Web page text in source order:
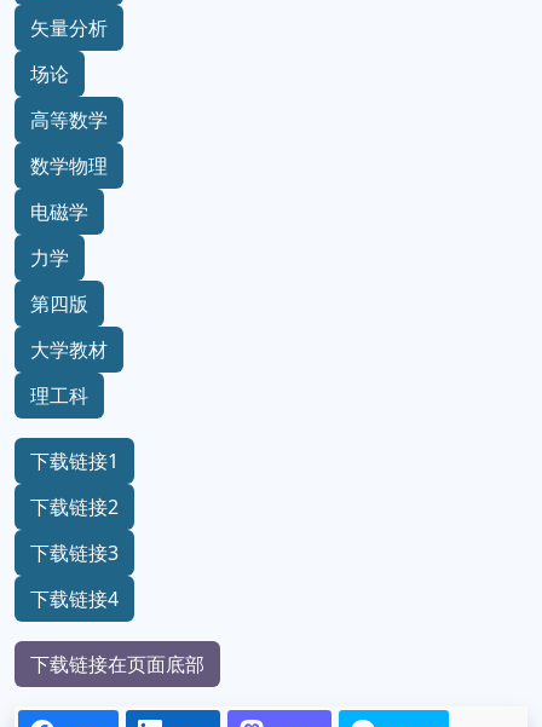
矢量分析
场论
高等数学
数学物理
电磁学
力学
第四版
大学教材
理工科
下载链接1
下载链接2
下载链接3
下载链接4
下载链接在页面底部